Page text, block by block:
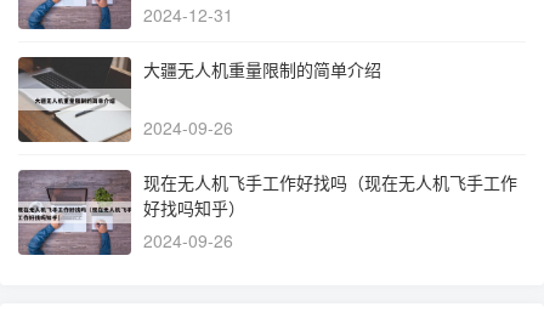
2024-12-31
大疆无人机重量限制的简单介绍
2024-09-26
现在无人机飞手工作好找吗（现在无人机飞手工作
好找吗知乎）
2024-09-26